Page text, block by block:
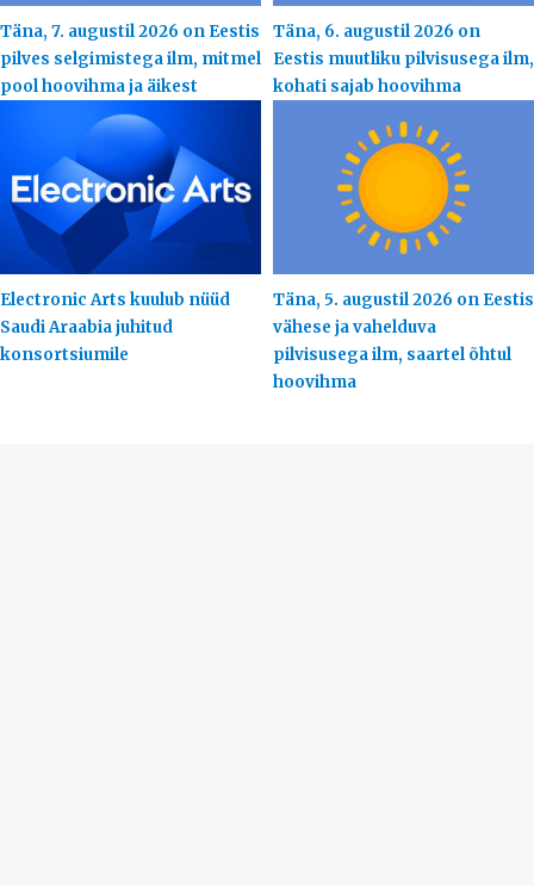
Täna, 7. augustil 2026 on Eestis
pilves selgimistega ilm, mitmel
pool hoovihma ja äikest
Täna, 6. augustil 2026 on
Eestis muutliku pilvisusega ilm,
kohati sajab hoovihma
Electronic Arts kuulub nüüd
Saudi Araabia juhitud
konsortsiumile
Täna, 5. augustil 2026 on Eestis
vähese ja vahelduva
pilvisusega ilm, saartel õhtul
hoovihma